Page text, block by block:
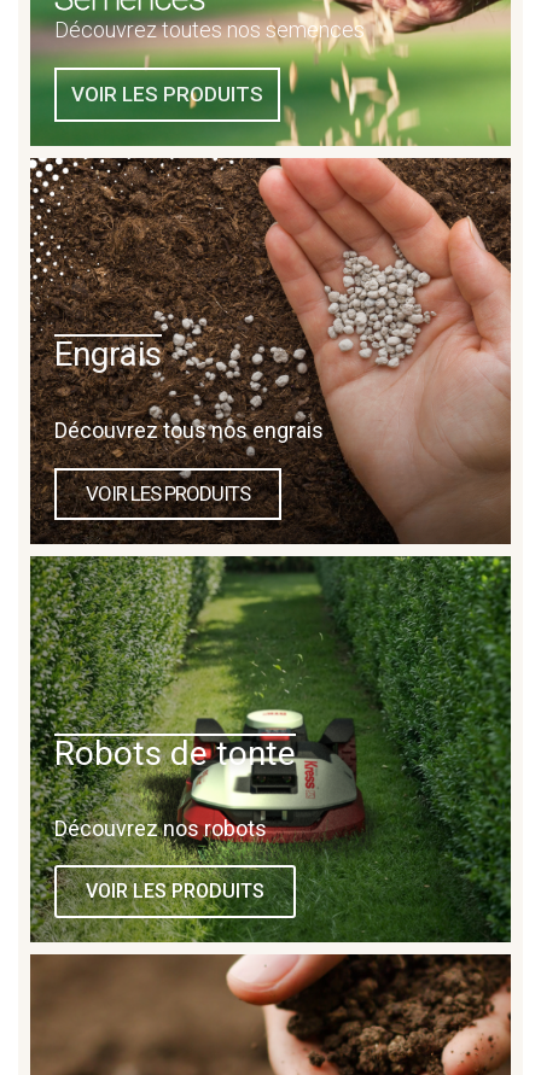
Découvrez toutes nos semences
VOIR LES PRODUITS
Engrais
Découvrez tous nos engrais
VOIR LES PRODUITS
Robots de tonte
Découvrez nos robots
VOIR LES PRODUITS